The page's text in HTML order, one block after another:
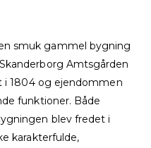
smuk gammel bygning
Amtsgården
i 1804 og ejendommen
funktioner. Både
blev fredet i
karakterfulde,